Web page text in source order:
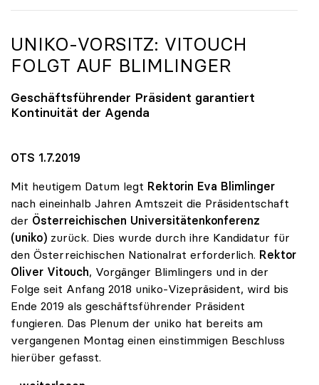
UNIKO-VORSITZ: VITOUCH
FOLGT AUF BLIMLINGER
Geschäftsführender Präsident garantiert
Kontinuität der Agenda
OTS 1.7.2019
Mit heutigem Datum legt Rektorin Eva Blimlinger
nach eineinhalb Jahren Amtszeit die Präsidentschaft
der Österreichischen Universitätenkonferenz
(uniko) zurück. Dies wurde durch ihre Kandidatur für
den Österreichischen Nationalrat erforderlich. Rektor
Oliver Vitouch, Vorgänger Blimlingers und in der
Folge seit Anfang 2018 uniko-Vizepräsident, wird bis
Ende 2019 als geschäftsführender Präsident
fungieren. Das Plenum der uniko hat bereits am
vergangenen Montag einen einstimmigen Beschluss
hierüber gefasst.